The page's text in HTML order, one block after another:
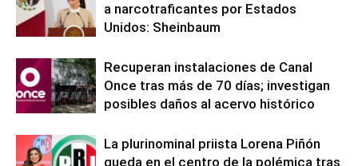
a narcotraficantes por Estados
Unidos: Sheinbaum
Recuperan instalaciones de Canal
Once tras más de 70 días; investigan
posibles daños al acervo histórico
La plurinominal priista Lorena Piñón
queda en el centro de la polémica tras